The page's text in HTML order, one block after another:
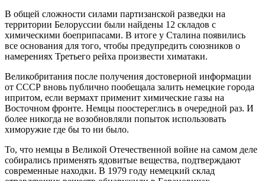
В общей сложности силами партизанской разведки на
территории Белоруссии были найдены 12 складов с
химическими боеприпасами. В итоге у Сталина появились
все основания для того, чтобы предупредить союзников о
намерениях Третьего рейха произвести химатаки.
Великобритания после получения достоверной информации
от СССР вновь публично пообещала залить немецкие города
ипритом, если вермахт применит химические газы на
Восточном фронте. Немцы поостереглись в очередной раз. И
более никогда не возобновляли попыток использовать
химоружие где бы то ни было.
То, что немцы в Великой Отечественной войне на самом деле
собирались применять ядовитые вещества, подтверждают
современные находки. В 1979 году немецкий склад